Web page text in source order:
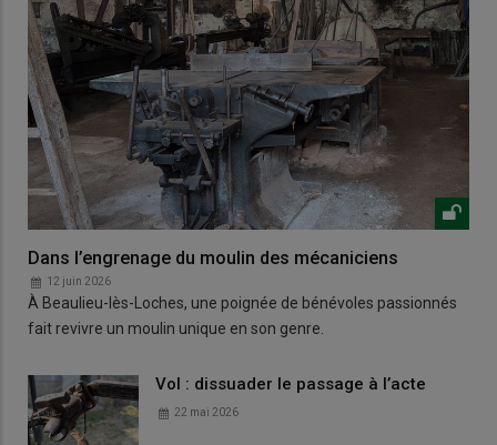
Dans l’engrenage du moulin des mécaniciens
12 juin 2026
À Beaulieu-lès-Loches, une poignée de bénévoles passionnés
fait revivre un moulin unique en son genre.
Vol : dissuader le passage à l’acte
22 mai 2026